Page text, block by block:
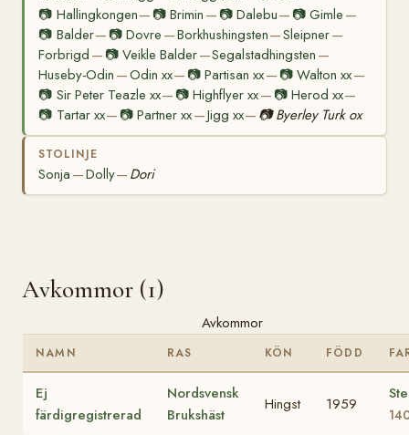
📷 Hallingkongen— 📷Brimin — 📷 Dalebu— 📷 Gimle —
📷 Balder— 📷Dovre —Borkhushingsten—Sleipner—
Forbrigd — 📷Veikle Balder—Segalstadhingsten —
Huseby-Odin —Odin xx— 📷Partisan xx— 📷Walton xx—
📷 Sir Peter Teazle xx— 📷Highflyer xx— 📷 Herod xx—
📷 Tartar xx— 📷Partner xx—Jigg xx— 📷 Byerley Turk ox
STOLINJE
Sonja —Dolly— Dori
Avkommor (1)
Avkommor
NAMN RAS KÖN FÖDD
Ej
färdigregistrerad
Nordsvensk
Brukshäst
Hingst 1959